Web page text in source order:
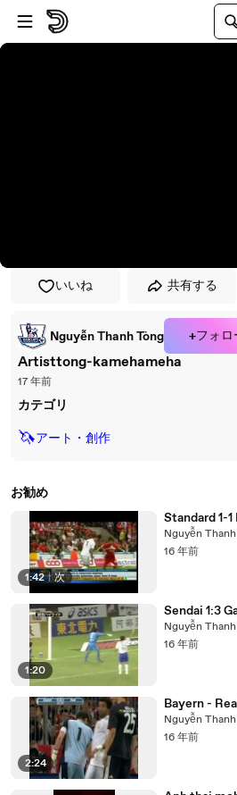
プレイヤーにスキップ
メインコンテンツにスキップ
いいね 共有する
Nguyễn Thanh Tòng +フォロ
Artisttong-kamehameha
17 年前
カテゴリ
🦄アート・創作
お勧め
1:42 | 次
Standard 1-
Nguyễn
16 年前
1:20
Nguyễn
16 年前
2:24
Bayern -
Nguyễn
16 年前